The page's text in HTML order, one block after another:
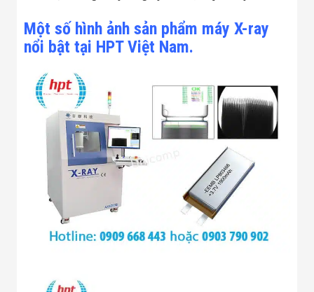
Thiết Bị Ngành
Thủy Sản
Dự Án Triển
Khai
Dự Án Ngành
Thủy Sản
Thực Phẩm
Dự Án Ngành
Siêu Thị - Ngân
Trường Học
Một số hình ảnh sản phẩm máy X-ray
nổi bật tại HPT Việt Nam.